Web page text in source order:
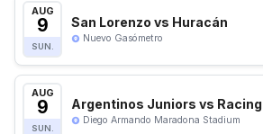
AUG
9
SUN.
San Lorenzo vs Huracán
Nuevo Gasómetro
AUG
9
SUN.
Argentinos Juniors vs Racing
Diego Armando Maradona Stadium